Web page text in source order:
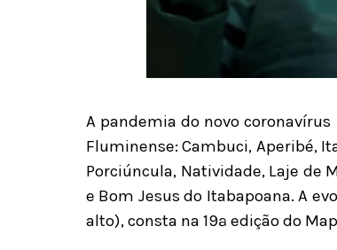
A pandemia do novo
Fluminense: Cambuci, Aperibé,
Porciúncula, Natividade, Laje de
e Bom Jesus do Itabapoana. A
alto), consta na 19ª edição do